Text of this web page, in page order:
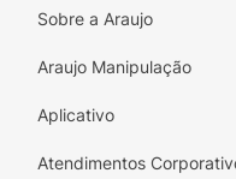
Sobre a Araujo
Araujo Manipulação
Aplicativo
Atendimentos